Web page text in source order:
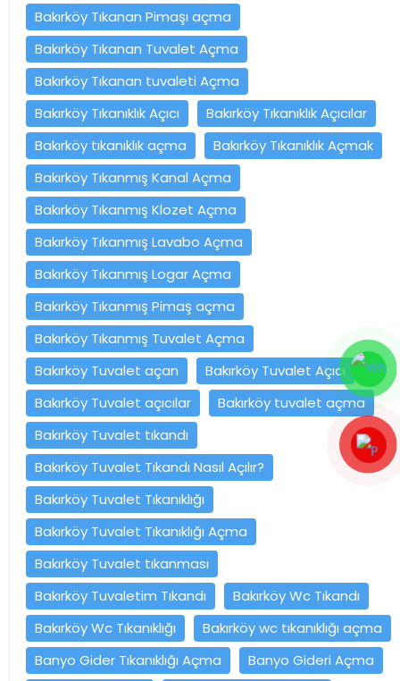
Bakırköy Tıkanan Pimaşı açma
Bakırköy Tıkanan Tuvalet Açma
Bakırköy Tıkanan tuvaleti Açma
Bakırköy Tıkanıklık Açıcı
Bakırköy Tıkanıklık Açıcılar
Bakırköy tıkanıklık açma
Bakırköy Tıkanıklık Açmak
Bakırköy Tıkanmış Kanal Açma
Bakırköy Tıkanmış Klozet Açma
Bakırköy Tıkanmış Lavabo Açma
Bakırköy Tıkanmış Logar Açma
Bakırköy Tıkanmış Pimaş açma
Bakırköy Tıkanmış Tuvalet Açma
Bakırköy Tuvalet açan
Bakırköy Tuvalet Açıcı
Bakırköy Tuvalet açıcılar
Bakırköy tuvalet açma
Bakırköy Tuvalet tıkandı
Bakırköy Tuvalet Tıkandı Nasıl Açılır?
Bakırköy Tuvalet Tıkanıklığı
Bakırköy Tuvalet Tıkanıklığı Açma
Bakırköy Tuvalet tıkanması
Bakırköy Tuvaletim Tıkandı
Bakırköy Wc Tıkandı
Bakırköy Wc Tıkanıklığı
Bakırköy wc tıkanıklığı açma
Banyo Gider Tıkanıklığı Açma
Banyo Gideri Açma